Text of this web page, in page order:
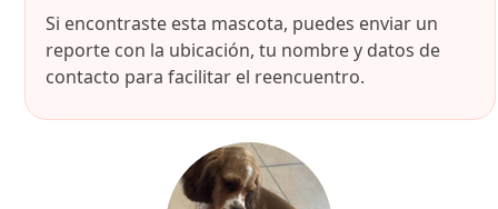
Si encontraste esta mascota, puedes enviar un
reporte con la ubicación, tu nombre y datos de
contacto para facilitar el reencuentro.